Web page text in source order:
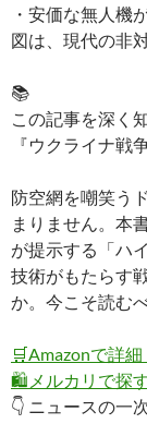
・安価な無人機
図は、現代の非
📚
この記事を深く
『ウクライナ戦争
防空網を嘲笑う
まりません。本
が提示する「ハ
技術がもたらす
か。今こそ読む
🛒Amazonで詳
🛍️ メルカリで探
👇 ニュースの一